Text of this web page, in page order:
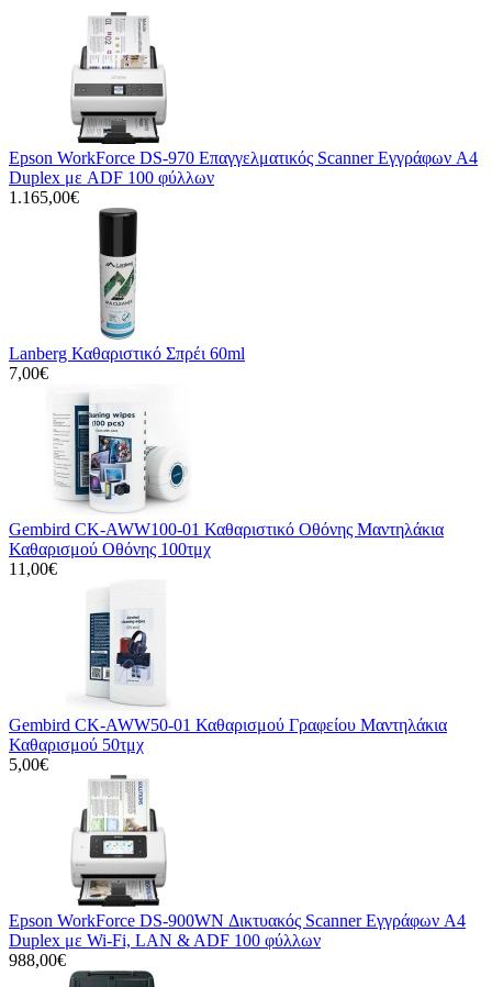
Epson WorkForce DS-970 Επαγγελματικός Scanner Εγγράφων A4
Duplex με ADF 100 φύλλων
1.165,00€
Lanberg Καθαριστικό Σπρέι 60ml
7,00€
Gembird CK-AWW100-01 Καθαριστικό Οθόνης Μαντηλάκια
Καθαρισμού Οθόνης 100τμχ
11,00€
Gembird CK-AWW50-01 Καθαρισμού Γραφείου Μαντηλάκια
Καθαρισμού 50τμχ
5,00€
Epson WorkForce DS-900WN Δικτυακός Scanner Εγγράφων A4
Duplex με Wi-Fi, LAN & ADF 100 φύλλων
988,00€